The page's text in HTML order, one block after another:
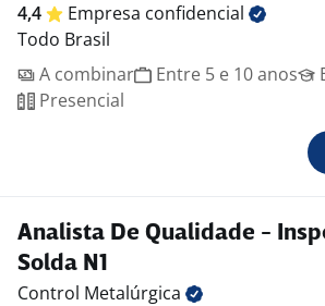
4,4 Empresa confidencial
Todo Brasil
A combinar
Entre 5 e 10 anos
Presencial
Analista De Qualidade -
Solda N1
Control Metalúrgica